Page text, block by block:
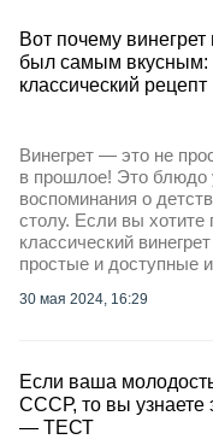
Вот почему
был самым вкусным:
классический рецепт
Винегрет — это не
в прошлое! Это блюдо
воспоминания о
столу. Если вы хотите
классический
простые и доступные
30 мая 2024, 16:29
Если ваша
СССР, то вы узнаете
— ТЕСТ